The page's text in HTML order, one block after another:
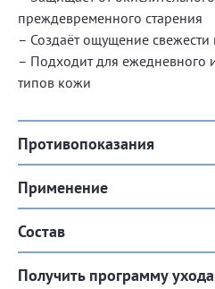
преждевременного старения
– Создаёт ощущение свежести
– Подходит для ежедневного
типов кожи
Противопоказания
Применение
Состав
Получить программу ухода